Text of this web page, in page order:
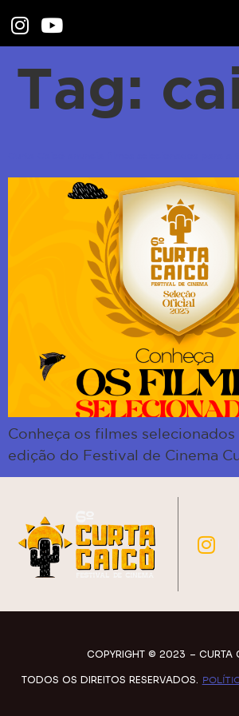
Tag:
Conheça os filmes selecionados
edição do Festival de Cinema
COPYRIGHT © 2023 – CURTA
TODOS OS DIREITOS RESERVADOS.